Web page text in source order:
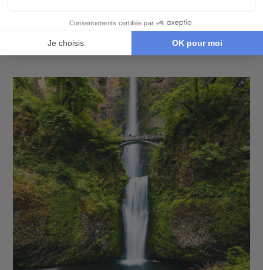
volcan accueillant les eaux bleues et
profondes d’un lac et dessinant des
paysages surprenants.